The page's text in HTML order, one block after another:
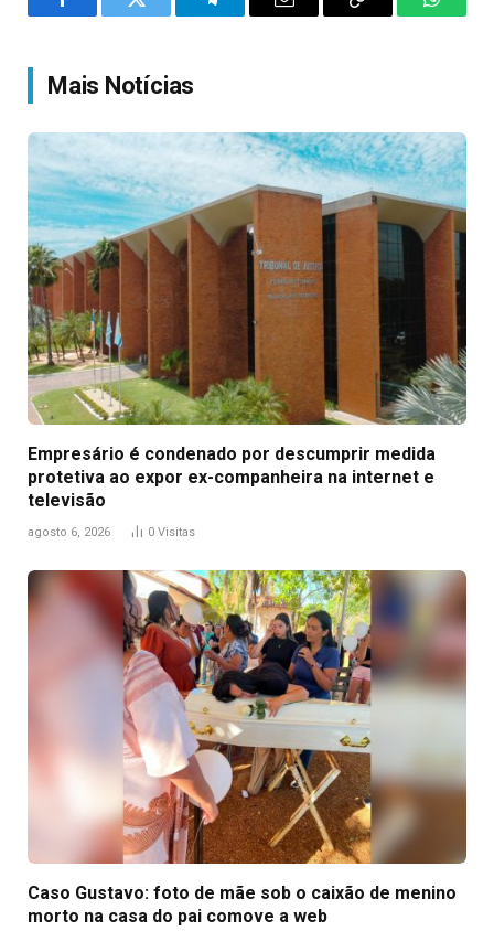
FacebookTwitter TelegramEmail
Copy
Mais Notícias
Empresário é condenado por descumprir medida
protetiva ao expor ex-companheira na internet e
televisão
agosto 6, 2026 0 Visitas
Caso Gustavo: foto de mãe sob o caixão de menino
morto na casa do pai comove a web